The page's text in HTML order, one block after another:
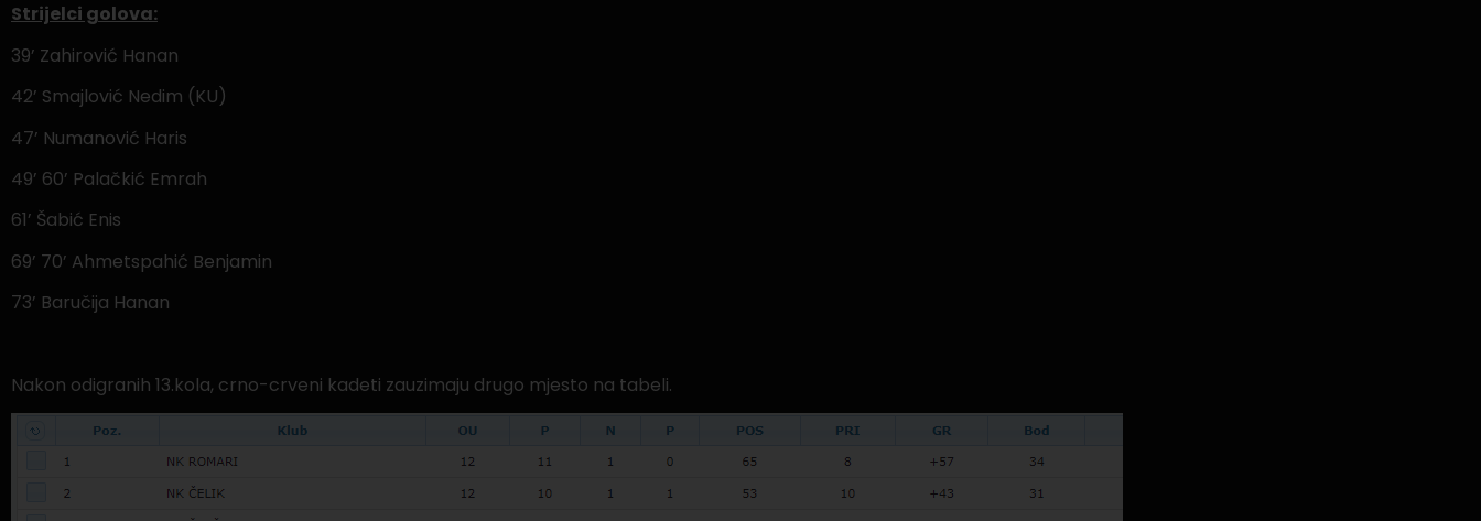
Strijelci golova:
39’ Zahirović Hanan
42’ Smajlović Nedim (KU)
47’ Numanović Haris
49’ 60’ Palačkić Emrah
61’ Šabić Enis
69’ 70’ Ahmetspahić Benjamin
73’ Baručija Hanan
Nakon odigranih 13.kola, crno-crveni kadeti zauzimaju drugo mjesto na tabeli.